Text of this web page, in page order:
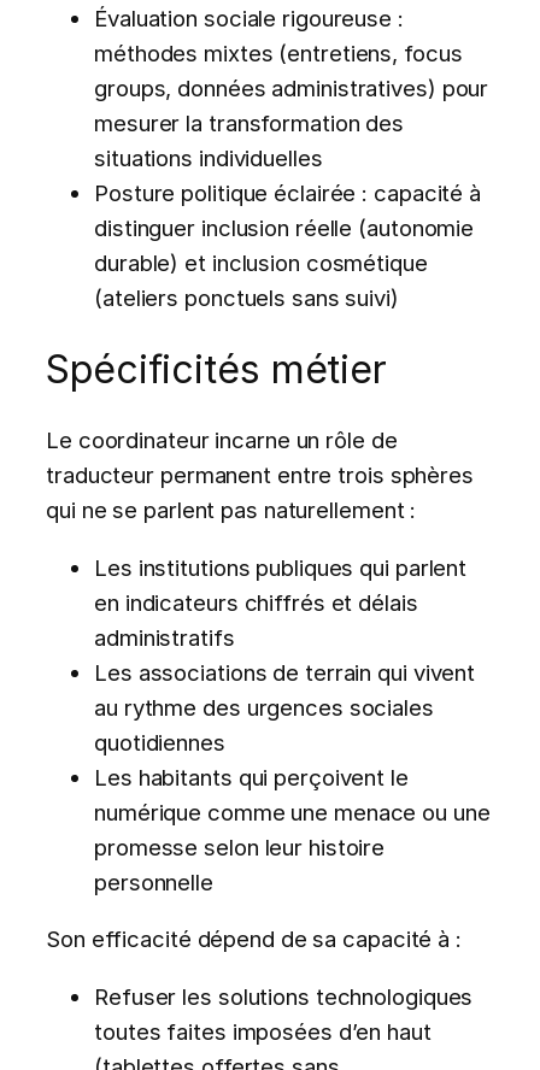
Évaluation sociale rigoureuse :
méthodes mixtes (entretiens, focus
groups, données administratives) pour
mesurer la transformation des
situations individuelles
Posture politique éclairée : capacité à
distinguer inclusion réelle (autonomie
durable) et inclusion cosmétique
(ateliers ponctuels sans suivi)
Spécificités métier
Le coordinateur incarne un rôle de
traducteur permanent entre trois sphères
qui ne se parlent pas naturellement :
Les institutions publiques qui parlent
en indicateurs chiffrés et délais
administratifs
Les associations de terrain qui vivent
au rythme des urgences sociales
quotidiennes
Les habitants qui perçoivent le
numérique comme une menace ou une
promesse selon leur histoire
personnelle
Son efficacité dépend de sa capacité à :
Refuser les solutions technologiques
toutes faites imposées d’en haut